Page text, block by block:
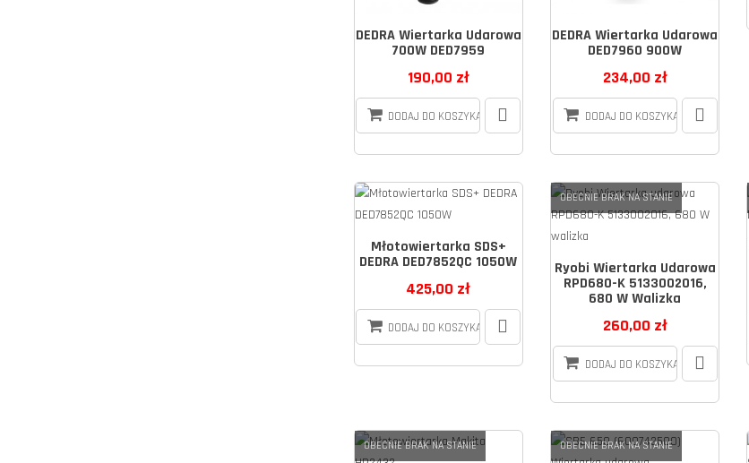
DEDRA Wiertarka Udarowa
700W DED7959
190,00 zł
DODAJ DO KOSZYKA
DEDRA Wiertarka Udarowa
DED7960 900W
234,00 zł
DODAJ DO KOSZYKA
Młotowiertarka SDS+
DEDRA DED7852QC 1050W
425,00 zł
DODAJ DO KOSZYKA
Ryobi Wiertarka Udarowa
RPD680-K 5133002016,
680 W Walizka
260,00 zł
DODAJ DO KOSZYKA
OBECNIE BRAK NA STANIE
OBECNIE BRAK NA STANIE OBECNIE BRAK NA STANIE